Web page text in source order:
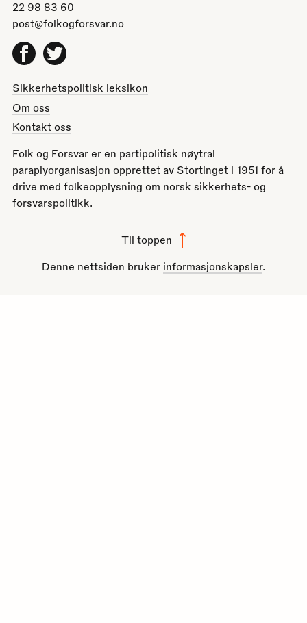
22 98 83 60
post@folkogforsvar.no
Facebook
Twitter
Sikkerhetspolitisk leksikon
Om oss
Kontakt oss
Folk og Forsvar er en partipolitisk nøytral
paraplyorganisasjon opprettet av Stortinget i 1951 for å
drive med folkeopplysning om norsk sikkerhets- og
forsvarspolitikk.
Til toppen
Denne nettsiden bruker informasjonskapsler.